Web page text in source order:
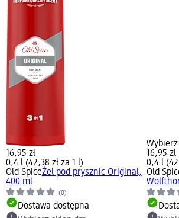
16,95 zł
0,4 l (42,38 zł za 1 l)
Old SpiceŻel pod prysznic Original,
400 ml
(0)
Dostawa dostępna
16,95 zł
0,4 l
Old